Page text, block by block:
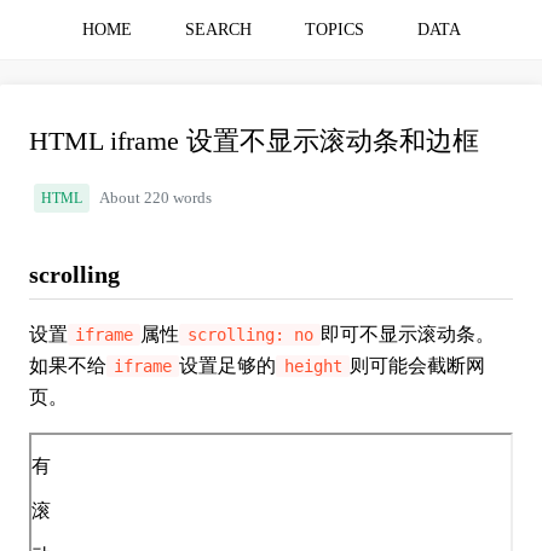
HOME SEARCH TOPICS DATA
HTML iframe 设置不显示滚动条和边框
HTML About 220 words
scrolling
设置 iframe 属性 scrolling: no 即可不显示滚动条。
如果不给 iframe 设置足够的 height 则可能会截断网
页。